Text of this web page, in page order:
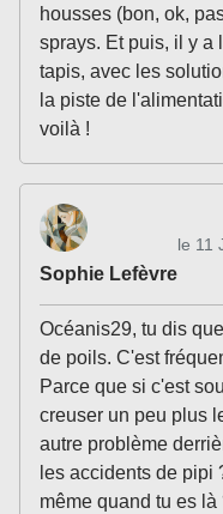
housses (bon, ok,
sprays. Et puis, il y a
tapis, avec les
la piste de
voilà !
Sophie Lefèvre
le 11
Océanis29, tu dis
de poils. C'est
Parce que si c'est
creuser un peu plus
autre problème
les accidents de pipi
même quand tu es là